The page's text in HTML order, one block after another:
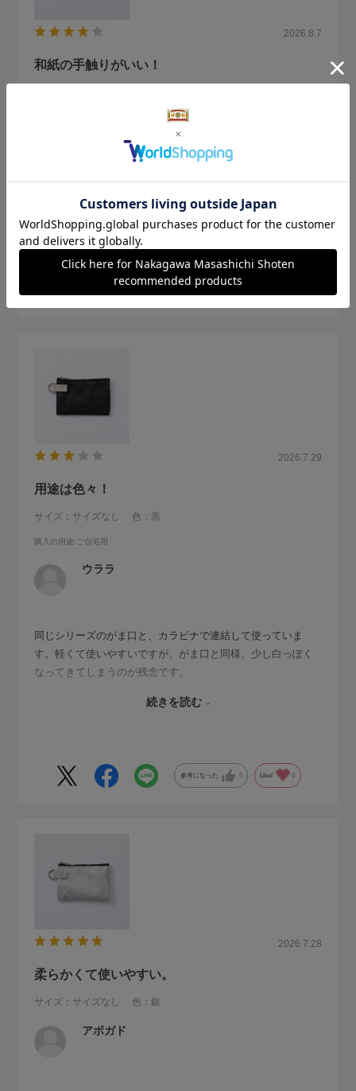
2026.8.7
和紙の手触りがいい！
カードがちょうど入る大きさなのでストラップに付けて身軽
に出かけられます。 中に仕切りがあるともっと便利かな。
参考になった
2026.7.29
用途は色々！
サイズ：サイズなし 色：黒
購入の用途:ご自宅用
ウララ
同じシリーズのがま口と、カラビナで連結して使っていま
す。軽くて使いやすいですが、がま口と同様、少し白っぽく
なってきてしまうのが残念です。
し、イヤホンを入れても良し、がま口同様、色々な用途を想
ーズで集めたくなってしまうのでは！
続きを読む
参考になった 0 Like! 0
2026.7.28
柔らかくて使いやすい。
サイズ：サイズなし 色：銀
アボガド